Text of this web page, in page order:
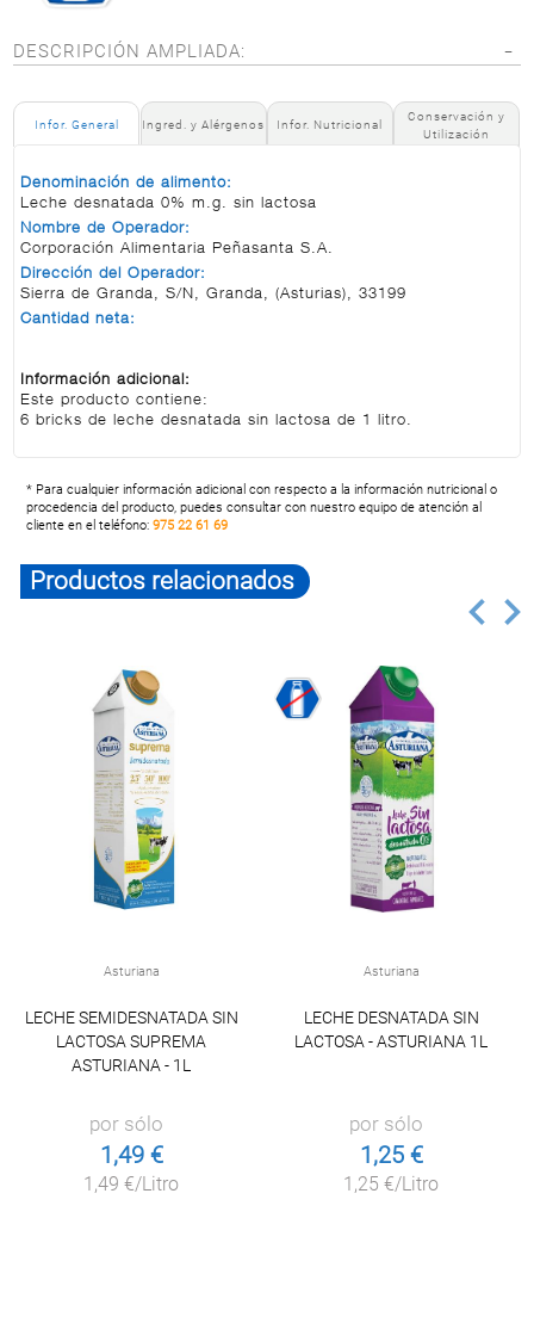
DESCRIPCIÓN AMPLIADA:
Infor. General Ingred. y Alérgenos Infor. Nutricional
Conservación y
Utilización
Denominación de alimento:
Leche desnatada 0% m.g. sin lactosa
Nombre de Operador:
Corporación Alimentaria Peñasanta S.A.
Dirección del Operador:
Sierra de Granda, S/N, Granda, (Asturias), 33199
Cantidad neta:
Información adicional:
Este producto contiene:
6 bricks de leche desnatada sin lactosa de 1 litro.
* Para cualquier información adicional con respecto a la información nutricional o
procedencia del producto, puedes consultar con nuestro equipo de atención al
cliente en el teléfono:975 22 61 69
Productos relacionados
Asturiana
LECHE SEMIDESNATADA SIN
LACTOSA SUPREMA
ASTURIANA - 1L
por sólo
1,49 €
1,49 €/Litro
Asturiana
LECHE DESNATADA SIN
LACTOSA - ASTURIANA 1L
por sólo
1,25 €
1,25 €/Litro